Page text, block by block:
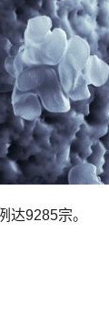
达9285宗。